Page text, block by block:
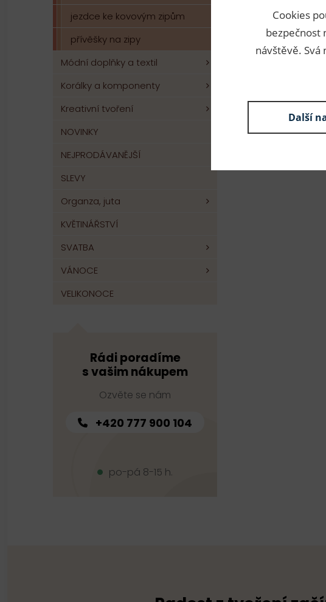
jezdce ke kovovým zipům
přívěšky na zipy
Módní doplňky a textil
Korálky a komponenty
Kreativní tvoření
NOVINKY
NEJPRODÁVANĚJŠÍ
SLEVY
Organza, juta
KVĚTINÁŘSTVÍ
SVATBA
VÁNOCE
VELIKONOCE
Rádi poradíme
s vašim nákupem
Ozvěte se nám
+420 777 900 104
po-pá 8-15 h.
Cookies
bezpečnost
návštěvě.
Další